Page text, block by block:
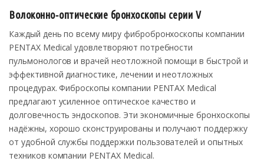
Волоконно‑оптические бронхоскопы серии V
Каждый день по всему миру фибробронхоскопы компании
PENTAX Medical удовлетворяют потребности
пульмонологов и врачей неотложной помощи в быстрой и
эффективной диагностике, лечении и неотложных
процедурах. Фиброскопы компании PENTAX Medical
предлагают усиленное оптическое качество и
долговечность эндоскопов. Эти экономичные бронхоскопы
надёжны, хорошо сконструированы и получают поддержку
от удобной службы поддержки пользователей и опытных
техников компании PENTAX Medical.